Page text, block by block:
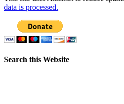
data is processed.
Search this Website